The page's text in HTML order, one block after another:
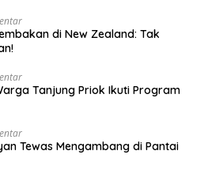
di New Zealand: Tak
Tanjung Priok Ikuti Program
Tewas Mengambang di Pantai